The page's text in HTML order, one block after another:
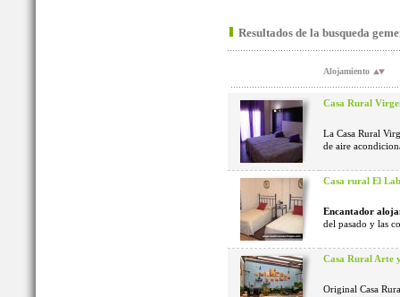
Resultados de la busqueda
Alojamiento
Casa Rural
La Casa Rural
de aire
Casa rural El
Encantador
del pasado y las
Casa Rural Arte
Original Casa